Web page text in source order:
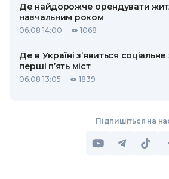
Де найдорожче орендувати
навчальним роком
06.08 14:00 1068
Де в Україні з’явиться
перші п’ять міст
06.08 13:05 1839
Підпишіться на